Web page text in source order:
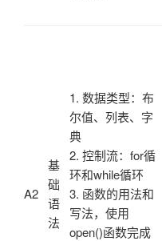
A2
基
础
语
法
1. 数据类型：布
尔值、列表、字
典
2. 控制流：for循
环和while循环
3. 函数的用法和
写法，使用
open()函数完成